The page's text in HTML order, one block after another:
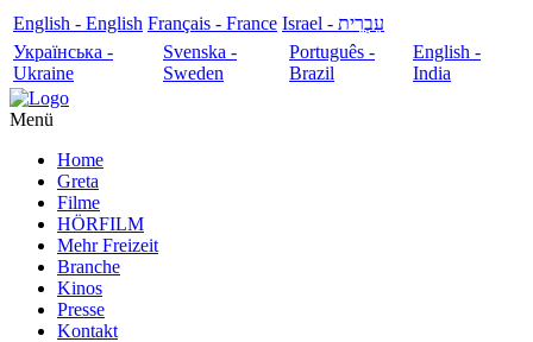
English - English Français - France
עִבְרִית - Israel
Українська -
Ukraine
Svenska -
Sweden
Português -
Brazil
English -
India
Menü
Home
Greta
Filme
HÖRFILM
Mehr Freizeit
Branche
Kinos
Presse
Kontakt